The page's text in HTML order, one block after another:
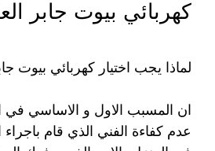
كهربائي بيوت جابر
لماذا يجب اختيار كهربائي بيوت
ان المسبب الاول و الاساسي في
عدم كفاءة الفني الذي قام باجراء